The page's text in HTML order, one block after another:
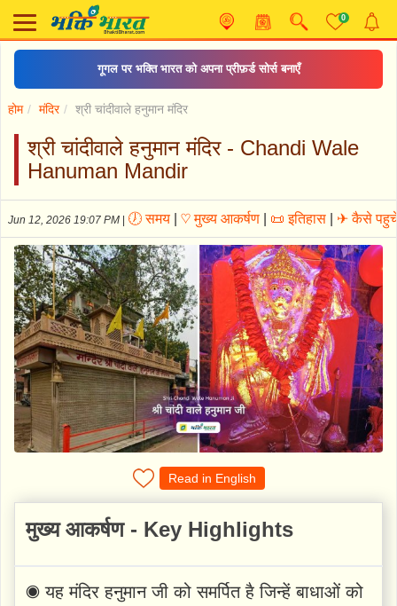
0
गूगल पर भक्ति भारत को अपना प्रीफ़र्ड सोर्स बनाएँ
होम मंदिर श्री चांदीवाले हनुमान मंदिर
श्री चांदीवाले हनुमान मंदिर - Chandi Wale
Hanuman Mandir
Jun 12, 2026 19:07 PM 🕖 समय ♡ मुख्य आकर्षण 📜 इतिहास ✈ कैसे
Read in English
मुख्य आकर्षण - Key Highlights
◉ यह मंदिर हनुमान जी को समर्पित है जिन्हें बाधाओं को